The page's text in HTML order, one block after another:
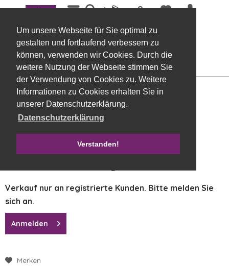
Um unsere Webseite für Sie optimal zu
gestalten und fortlaufend verbessern zu
können, verwenden wir Cookies. Durch die
weitere Nutzung der Webseite stimmen Sie
der Verwendung von Cookies zu. Weitere
Informationen zu Cookies erhalten Sie in
unserer Datenschutzerklärung.
Datenschutzerklärung
Verstanden!
Menü
Übersicht Pflanzen, blühend
Amaryllis 63 cm creme
Verkauf nur an registrierte Kunden. Bitte melden Sie
sich an.
Anmelden
Merken